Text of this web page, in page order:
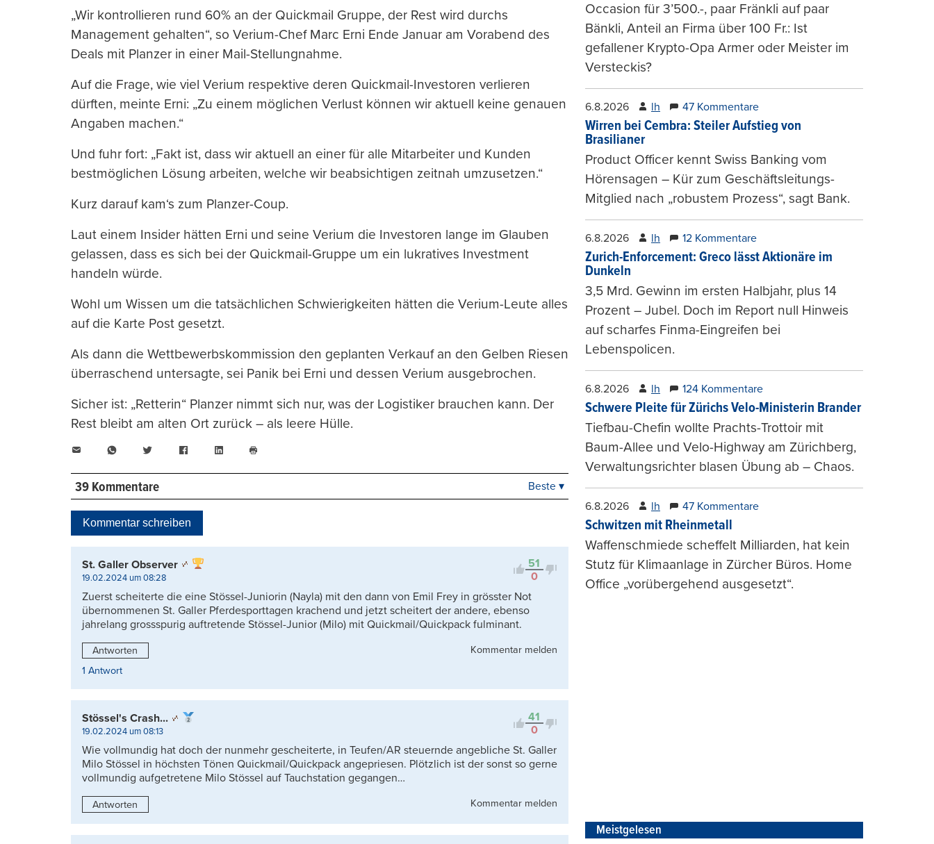
„Wir kontrollieren rund 60% an der Quickmail Gruppe, der Rest wird durchs
Management gehalten“, so Verium-Chef Marc Erni Ende Januar am Vorabend des
Deals mit Planzer in einer Mail-Stellungnahme.
Auf die Frage, wie viel Verium respektive deren Quickmail-Investoren verlieren
dürften, meinte Erni: „Zu einem möglichen Verlust können wir aktuell keine genauen
Angaben machen.“
Und fuhr fort: „Fakt ist, dass wir aktuell an einer für alle Mitarbeiter und Kunden
bestmöglichen Lösung arbeiten, welche wir beabsichtigen zeitnah umzusetzen.“
Kurz darauf kam‘s zum Planzer-Coup.
Laut einem Insider hätten Erni und seine Verium die Investoren lange im Glauben
gelassen, dass es sich bei der Quickmail-Gruppe um ein lukratives Investment
handeln würde.
Wohl um Wissen um die tatsächlichen Schwierigkeiten hätten die Verium-Leute alles
auf die Karte Post gesetzt.
Als dann die Wettbewerbskommission den geplanten Verkauf an den Gelben Riesen
überraschend untersagte, sei Panik bei Erni und dessen Verium ausgebrochen.
Sicher ist: „Retterin“ Planzer nimmt sich nur, was der Logistiker brauchen kann. Der
Rest bleibt am alten Ort zurück – als leere Hülle.
WhatsAppTwitter FacebookLinkedIn
drucken
39 Kommentare
Kontrovers
Beste ▾
Kommentar schreiben
51
0
St. Galler Observer
19.02.2024 um 08:28
Zuerst scheiterte die eine Stössel-Juniorin (Nayla) mit den dann von Emil Frey in grösster Not
übernommenen St. Galler Pferdesporttagen krachend und jetzt scheitert der andere, ebenso
jahrelang grossspurig auftretende Stössel-Junior (Milo) mit Quickmail/Quickpack fulminant.
Antworten
Kommentar melden
1 Antwort
41
0
Stössel's Crash...
19.02.2024 um 08:13
Wie vollmundig hat doch der nunmehr gescheiterte, in Teufen/AR steuernde angebliche St. Galler
Milo Stössel in höchsten Tönen Quickmail/Quickpack angepriesen. Plötzlich ist der sonst so gerne
vollmundig aufgetretene Milo Stössel auf Tauchstation gegangen…
Antworten Kommentar melden
Occasion für 3’500.-, paar Fränkli auf paar
Bänkli, Anteil an Firma über 100 Fr.: Ist
gefallener Krypto-Opa Armer oder Meister im
Versteckis?
6.8.2026 lh 47 Kommentare
Wirren bei Cembra: Steiler Aufstieg von
Brasilianer
Product Officer kennt Swiss Banking vom
Hörensagen – Kür zum Geschäftsleitungs-
Mitglied nach „robustem Prozess“, sagt Bank.
6.8.2026 lh 12 Kommentare
Zurich-Enforcement: Greco lässt Aktionäre im
Dunkeln
3,5 Mrd. Gewinn im ersten Halbjahr, plus 14
Prozent – Jubel. Doch im Report null Hinweis
auf scharfes Finma-Eingreifen bei
Lebenspolicen.
6.8.2026 lh 124 Kommentare
Schwere Pleite für Zürichs Velo-Ministerin Brander
Tiefbau-Chefin wollte Prachts-Trottoir mit
Baum-Allee und Velo-Highway am Zürichberg,
Verwaltungsrichter blasen Übung ab – Chaos.
6.8.2026 lh 47 Kommentare
Schwitzen mit Rheinmetall
Waffenschmiede scheffelt Milliarden, hat kein
Stutz für Klimaanlage in Zürcher Büros. Home
Office „vorübergehend ausgesetzt“.
Meistgelesen